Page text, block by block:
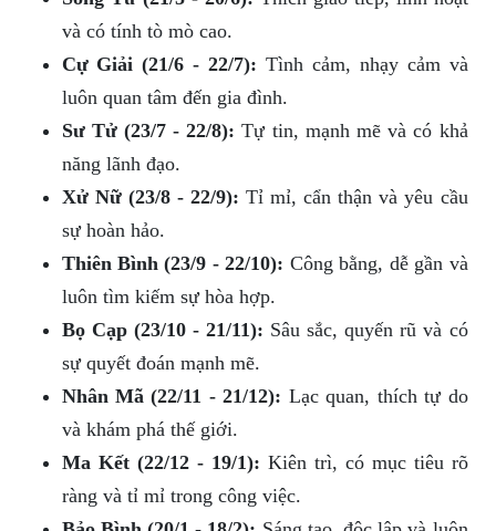
và có tính tò mò cao.
Cự Giải (21/6 - 22/7): Tình cảm, nhạy cảm và
luôn quan tâm đến gia đình.
Sư Tử (23/7 - 22/8): Tự tin, mạnh mẽ và có khả
năng lãnh đạo.
Xử Nữ (23/8 - 22/9): Tỉ mỉ, cẩn thận và yêu cầu
sự hoàn hảo.
Thiên Bình (23/9 - 22/10): Công bằng, dễ gần và
luôn tìm kiếm sự hòa hợp.
Bọ Cạp (23/10 - 21/11): Sâu sắc, quyến rũ và có
sự quyết đoán mạnh mẽ.
Nhân Mã (22/11 - 21/12): Lạc quan, thích tự do
và khám phá thế giới.
Ma Kết (22/12 - 19/1): Kiên trì, có mục tiêu rõ
ràng và tỉ mỉ trong công việc.